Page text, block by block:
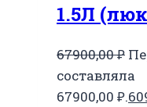
1.5Л
67900,00₽
составляла
67900,00 ₽.